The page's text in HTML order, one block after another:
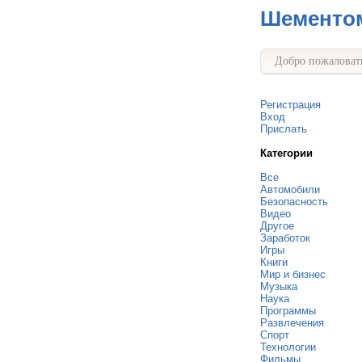
Добро
Регистрация
Вход
Прислать
Категории
Все
Автомобили
Безопасность
Видео
Другое
Заработок
Игры
Книги
Мир и бизнес
Музыка
Наука
Программы
Развлечения
Спорт
Технологии
Фильмы